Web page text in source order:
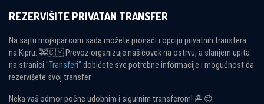
REZERVIŠITE PRIVATAN TRANSFER
Na sajtu mojkipar.com sada možete pronaći i opciju privatnih transfera
na Kipru. 🚕🇨🇾 Prevoz organizuje naš čovek na ostrvu, a slanjem upita
na stranici "Transferi" dobićete sve potrebne informacije i mogućnost da
rezervišete svoj transfer.
Neka vaš odmor počne udobnim i sigurnim transferom! 🏝😊